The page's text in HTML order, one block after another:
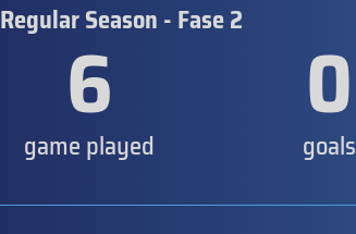
Regular Season - Fase 2
6
game played 0
goals